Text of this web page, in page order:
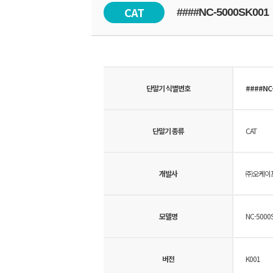
CAT ####NC-5000SK001
단말기 식별번호
단말기 종류 CAT
개발사 ㈜오케이
모델명 NC-
버전 K001